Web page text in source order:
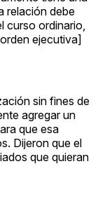
relación debe
curso ordinario,
ejecutiva]
sin fines de
agregar un
que esa
Dijeron que el
que quieran